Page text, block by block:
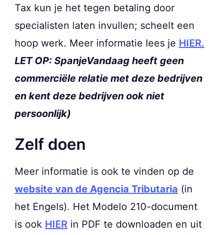
Tax kun je het tegen betaling door
specialisten laten invullen; scheelt een
hoop werk. Meer informatie lees je HIER.
LET OP: SpanjeVandaag heeft geen
commerciële relatie met deze bedrijven
en kent deze bedrijven ook niet
persoonlijk)
Zelf doen
Meer informatie is ook te vinden op de
website van de Agencia Tributaria (in
het Engels). Het Modelo 210-document
is ook HIER in PDF te downloaden en uit